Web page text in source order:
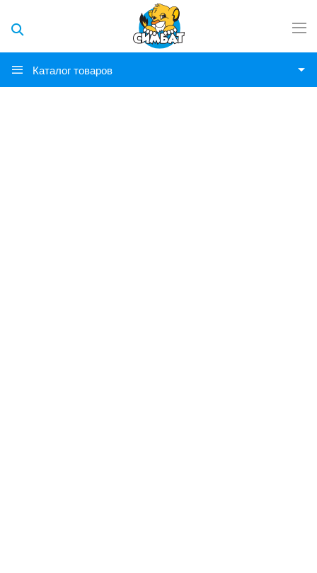
Каталог товаров